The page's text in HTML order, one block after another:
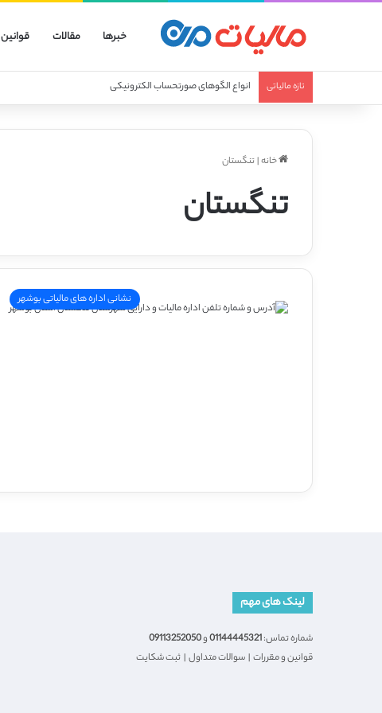
خبرها مقالات قوانین
تازه مالیاتی انواع الگوهای صورتحساب الکترونیکی
خانه|تنگستان
تنگستان
نشانی اداره های مالیاتی بوشهر
لینک های مهم
شماره تماس:01144445321و09113252050
قوانین و مقررات | سوالات متداول | ثبت شکایت